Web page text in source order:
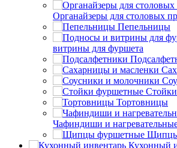
Органайзеры для столовых
Пепельницы
витрины для фуршета
Тортовницы
Чафиндиши и
Кухонный